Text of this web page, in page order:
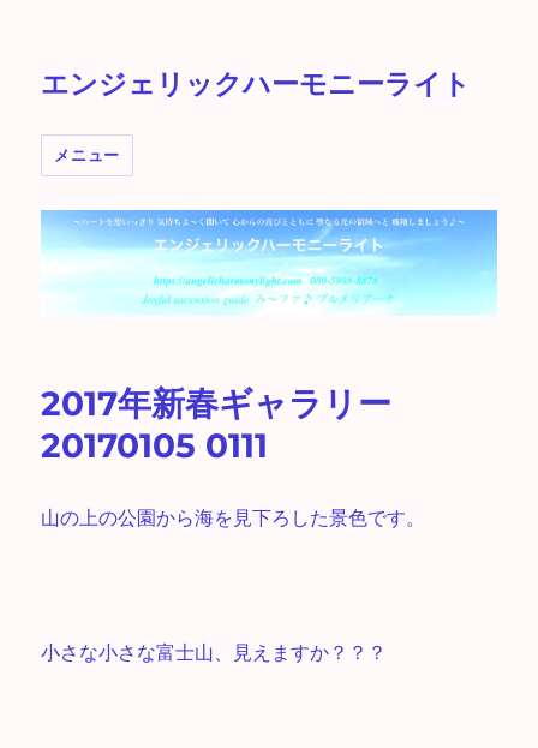
エンジェリックハーモニーライト
メニュー
2017年新春ギャラリー
20170105 0111
山の上の公園から海を見下ろした景色です。
小さな小さな富士山、見えますか？？？